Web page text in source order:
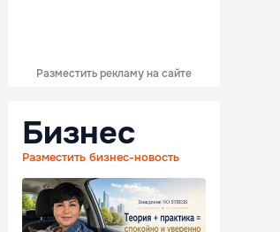
Разместить рекламу на сайте
Бизнес
Разместить бизнес-новость